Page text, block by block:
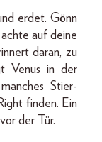
erdet. Gönn
auf deine
daran, zu
Venus in der
Stier-
finden. Ein
der Tür.